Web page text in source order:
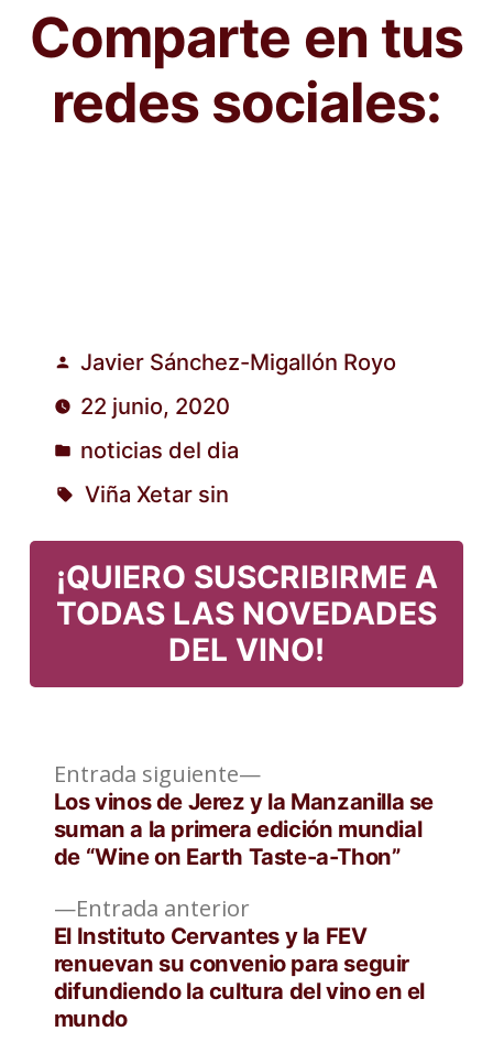
Comparte en tus
redes sociales:
Publicado
por
Javier Sánchez-Migallón Royo
22 junio, 2020
Publicado
en
noticias del dia
Viña Xetar sin
¡QUIERO SUSCRIBIRME A
TODAS LAS NOVEDADES
DEL VINO!
Navegación
de
entradas
Entrada anteriorEntrada
anterior:
El Instituto Cervantes y la FEV
renuevan su convenio para seguir
difundiendo la cultura del vino en el
mundo
Entrada siguiente
Entrada
siguiente:
Los vinos de Jerez y la Manzanilla se
suman a la primera edición mundial
de “Wine on Earth Taste-a-Thon”